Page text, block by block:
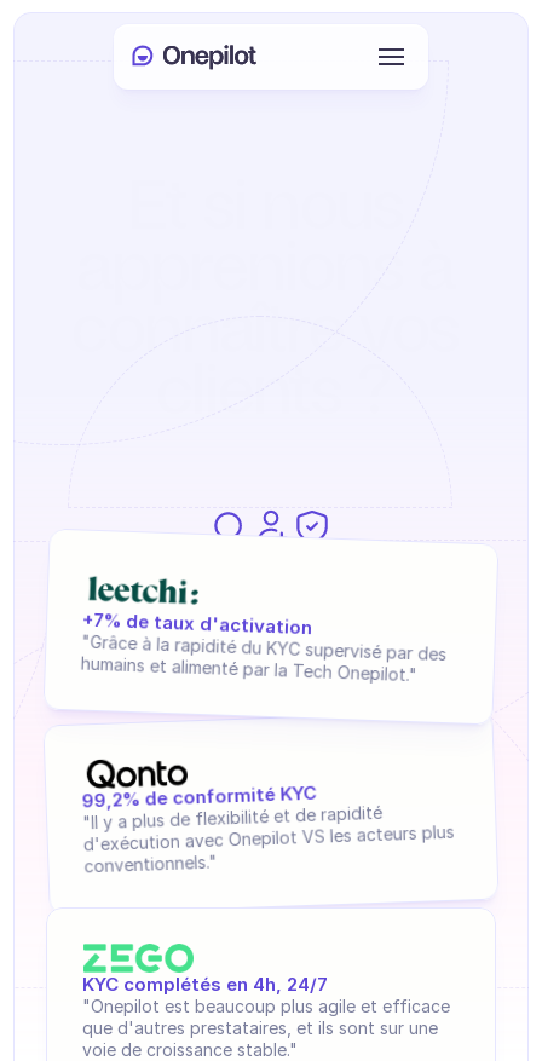
Base de connaissances
Ticket Center
Suivi qualité
Intégrations
Analytics
INDUSTRIES
B2B SaaS
sur votre cœur de métier, tout en restant
conforme aux réglementations.
99,2% de conformité KYC
"Il y a plus de flexibilité et de rapidité
d'exécution avec Onepilot VS les acteurs plus
conventionnels."
KYC complétés en 4h, 24/7
"Onepilot est beaucoup plus agile et efficace
que d'autres prestataires, et ils sont sur une
voie de croissance stable."
+7% de taux d'activation
humains et alimenté par la Tech Onepilot."